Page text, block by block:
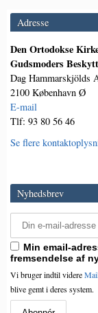
Adresse
Den Ortodokse
Gudsmoders
Dag Hammarskjölds
2100 København Ø
E-mail
Tlf: 93 80 56 46
Se flere
Nyhedsbrev
Min email-
fremsendelse af
Vi bruger indtil videre
blive gemt i deres system.